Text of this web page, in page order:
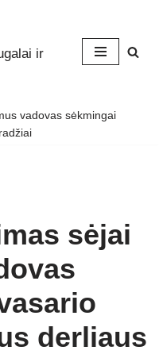
ir
vadovas sėkmingai
sėjai
derliaus